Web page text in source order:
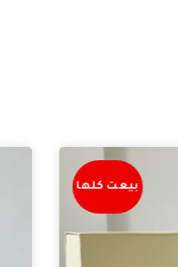
بيعت كلها